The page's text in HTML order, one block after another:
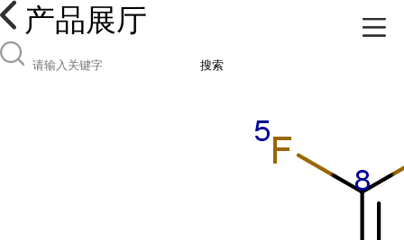
产品展厅
搜索